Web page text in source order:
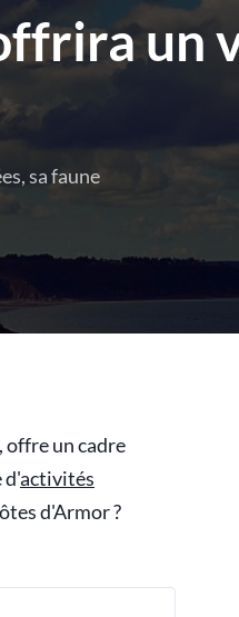
un
sa faune
offre un cadre
d'activités
d'Armor ?